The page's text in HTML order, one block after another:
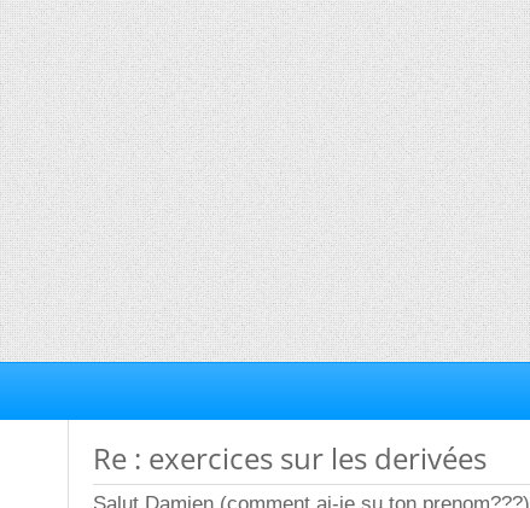
Re : exercices sur les derivées